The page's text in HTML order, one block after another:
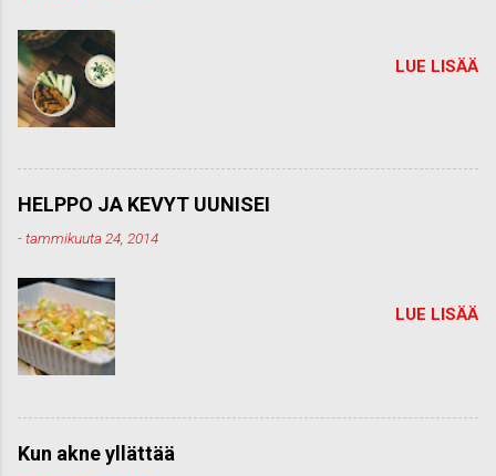
LUE LISÄÄ
HELPPO JA KEVYT UUNISEI
-tammikuuta 24, 2014
LUE LISÄÄ
Kun akne yllättää